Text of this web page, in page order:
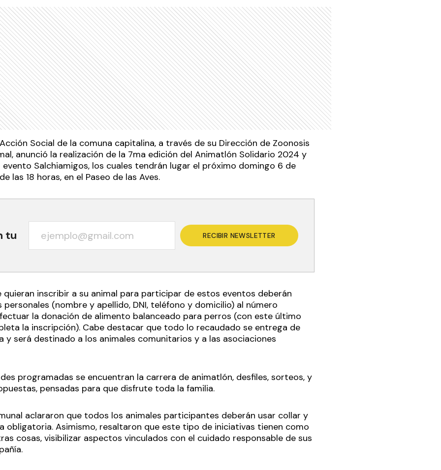
Social de la comuna capitalina, a través de su Dirección de Zoonosis
anunció la realización de la 7ma edición del Animatlón Solidario 2024 y
Salchiamigos, los cuales tendrán lugar el próximo domingo 6 de
las 18 horas, en el Paseo de las Aves.
tu RECIBIR NEWSLETTER
quieran inscribir a su animal para participar de estos eventos deberán
(nombre y apellido, DNI, teléfono y domicilio) al número
la donación de alimento balanceado para perros (con este último
la inscripción). Cabe destacar que todo lo recaudado se entrega de
y será destinado a los animales comunitarios y a las asociaciones
programadas se encuentran la carrera de animatlón, desfiles, sorteos, y
pensadas para que disfrute toda la familia.
aclararon que todos los animales participantes deberán usar collar y
obligatoria. Asimismo, resaltaron que este tipo de iniciativas tienen como
cosas, visibilizar aspectos vinculados con el cuidado responsable de sus